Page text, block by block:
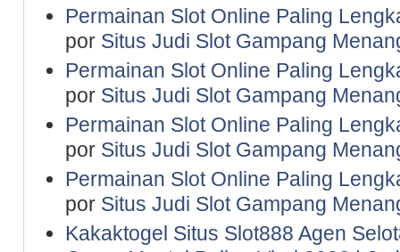
Permainan Slot Online Paling
por Situs Judi Slot Gampang
Permainan Slot Online Paling
por Situs Judi Slot Gampang
Permainan Slot Online Paling
por Situs Judi Slot Gampang
Permainan Slot Online Paling
por Situs Judi Slot Gampang
Kakaktogel Situs Slot888 Agen